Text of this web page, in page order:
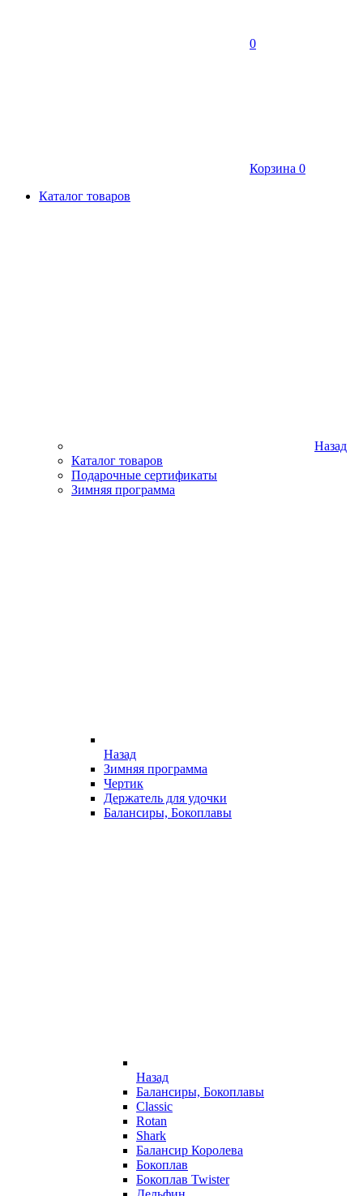
0
Корзина 0
Каталог товаров
Назад
Каталог товаров
Подарочные сертификаты
Зимняя программа
Назад
Зимняя программа
Чертик
Держатель для удочки
Балансиры, Бокоплавы
Назад
Балансиры, Бокоплавы
Classic
Rotan
Shark
Балансир Королева
Бокоплав
Бокоплав Twister